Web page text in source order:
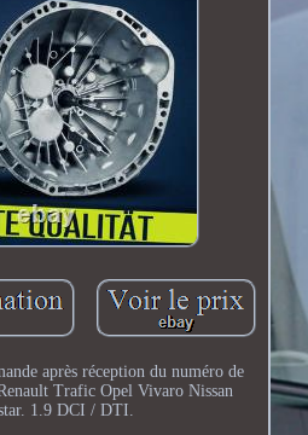
après réception du numéro de
Trafic Opel Vivaro Nissan
1.9 DCI / DTI.